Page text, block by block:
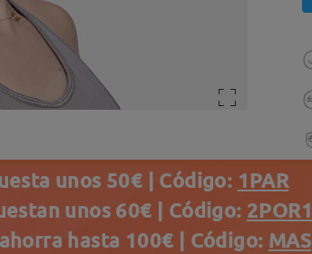
unos 50€ | Código: 1PAR
unos 60€ | Código: 2POR1
hasta 100€ | Código: MAS